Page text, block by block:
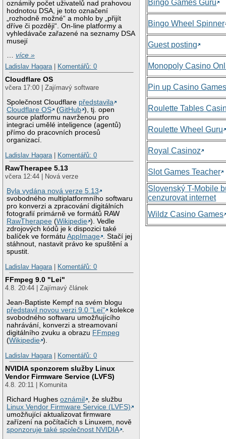
oznámily počet uživatelů nad prahovou
hodnotou DSA, je toto označení
„rozhodně možné“ a mohlo by „přijít
dříve či později“. On-line platformy a
vyhledávače zařazené na seznamy DSA
musejí
…více »
Ladislav Hagara
Komentářů: 0
Cloudflare OS
včera 17:00 | Zajímavý software
Společnost Cloudflare představila
Cloudflare OS
(GitHub ), tj. open
source platformu navrženou pro
integraci umělé inteligence (agentů)
přímo do pracovních procesů
organizací.
Ladislav Hagara
Komentářů: 0
RawTherapee 5.13
včera 12:44 | Nová verze
Byla vydána nová verze 5.13
svobodného multiplatformního softwaru
pro konverzi a zpracování digitálních
fotografií primárně ve formátů RAW
RawTherapee (Wikipedie ). Vedle
zdrojových kódů je k dispozici také
balíček ve formátuAppImage . Stačí jej
stáhnout, nastavit právo ke spuštění a
spustit.
Ladislav Hagara
Komentářů: 0
FFmpeg 9.0 "Lei"
4.8. 20:44 | Zajímavý článek
Jean-Baptiste Kempf na svém blogu
představil novou verzi 9.0 "Lei"
kolekce
svobodného softwaru umožňujícího
nahrávání, konverzi a streamovaní
digitálního zvuku a obrazu FFmpeg
(Wikipedie ).
Ladislav Hagara
Komentářů: 0
NVIDIA sponzorem služby Linux
Vendor Firmware Service (LVFS)
4.8. 20:11 | Komunita
Richard Hughesoznámil
, že službu
Linux Vendor Firmware Service (LVFS)
umožňující aktualizovat firmware
zařízení na počítačích s Linuxem, nově
sponzoruje také společnost NVIDIA .
Bingo Games Guru
Bingo Wheel Spinner
Guest posting
Monopoly Casino
Pin up Casino
Roulette Tables
Roulette Wheel Guru
Royal Casinoz
Slot Games Teacher
Slovenský T-Mobile
cenzurovat internet
Wildz Casino Games